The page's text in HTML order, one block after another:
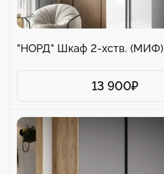
"НОРД" Шкаф 2-хств. (МИФ)
13 900₽